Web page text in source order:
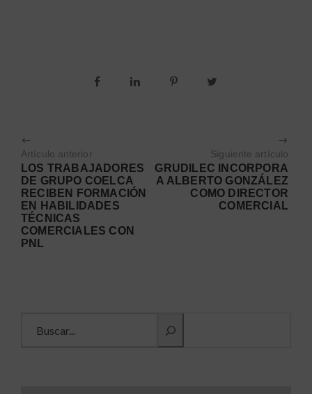
Artículo anterior
LOS TRABAJADORES
DE GRUPO COELCA
RECIBEN FORMACIÓN
EN HABILIDADES
TÉCNICAS
COMERCIALES CON
PNL
Siguiente artículo
GRUDILEC INCORPORA
A ALBERTO GONZÁLEZ
COMO DIRECTOR
COMERCIAL